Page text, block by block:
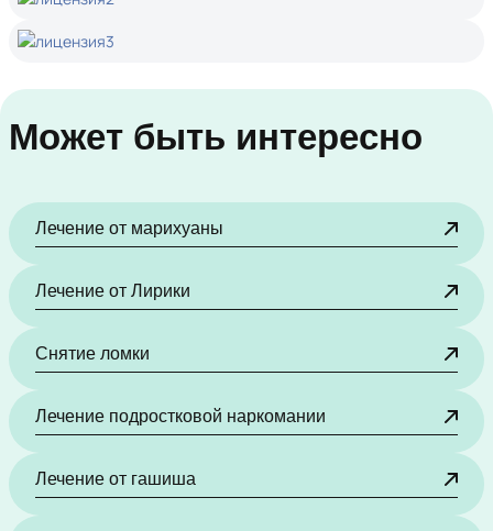
Может быть интересно
Лечение от марихуаны
Лечение от Лирики
Снятие ломки
Лечение подростковой наркомании
Лечение от гашиша